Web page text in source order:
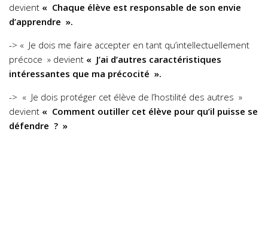
devient « Chaque élève est responsable de son envie
d’apprendre ».
-> « Je dois me faire accepter en tant qu’intellectuellement
précoce » devient « J’ai d’autres caractéristiques
intéressantes que ma précocité ».
-> « Je dois protéger cet élève de l’hostilité des autres »
devient « Comment outiller cet élève pour qu’il puisse se
défendre ? »